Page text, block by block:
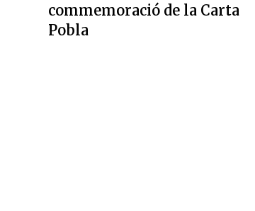
commemoració de la Carta
Pobla